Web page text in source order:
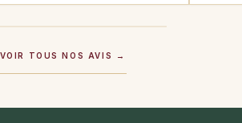
VOIR TOUS NOS AVIS →